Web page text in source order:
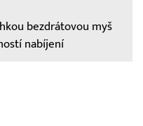
bezdrátovou myš
nabíjení